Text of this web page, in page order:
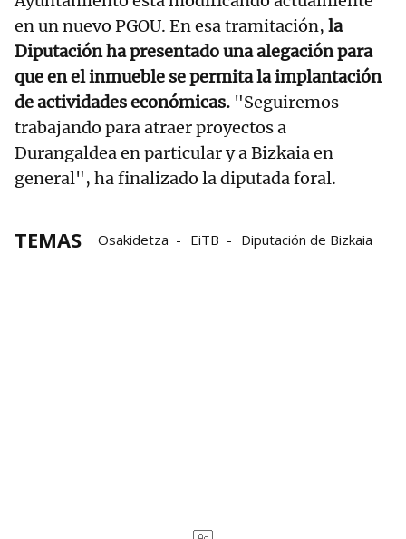
en un nuevo PGOU. En esa tramitación, la
Diputación ha presentado una alegación para
que en el inmueble se permita la implantación
de actividades económicas. "Seguiremos
trabajando para atraer proyectos a
Durangaldea en particular y a Bizkaia en
general", ha finalizado la diputada foral.
TEMAS Osakidetza EiTB Diputación de Bizkaia